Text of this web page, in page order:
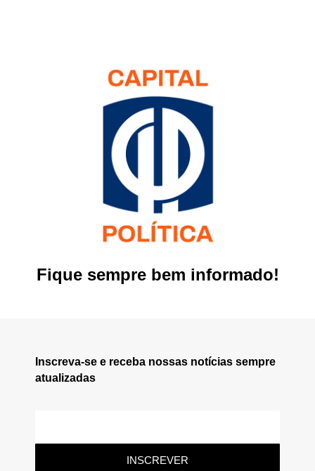
Fique sempre bem informado!
Inscreva-se e receba nossas notícias sempre
atualizadas
INSCREVER